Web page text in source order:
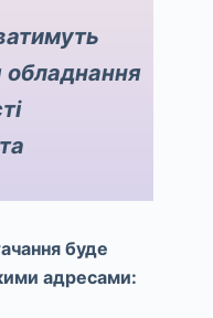
обладнання
буде
адресами: